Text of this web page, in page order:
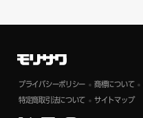
プライバシーポリシー 商標について
特定商取引法について サイトマップ